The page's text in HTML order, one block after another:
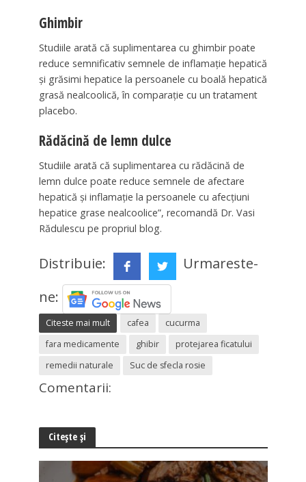
Ghimbir
Studiile arată că suplimentarea cu ghimbir poate
reduce semnificativ semnele de inflamație hepatică
și grăsimi hepatice la persoanele cu boală hepatică
grasă nealcoolică, în comparație cu un tratament
placebo.
Rădăcină de lemn dulce
Studiile arată că suplimentarea cu rădăcină de
lemn dulce poate reduce semnele de afectare
hepatică și inflamație la persoanele cu afecțiuni
hepatice grase nealcoolice”, recomandă Dr. Vasi
Rădulescu pe propriul blog.
Distribuie:
Urmareste-
ne:
Citeste mai mult cafea
cucurma
fara medicamente
ghibir
protejarea ficatului
remedii naturale
Suc de sfecla rosie
Comentarii:
Citește și